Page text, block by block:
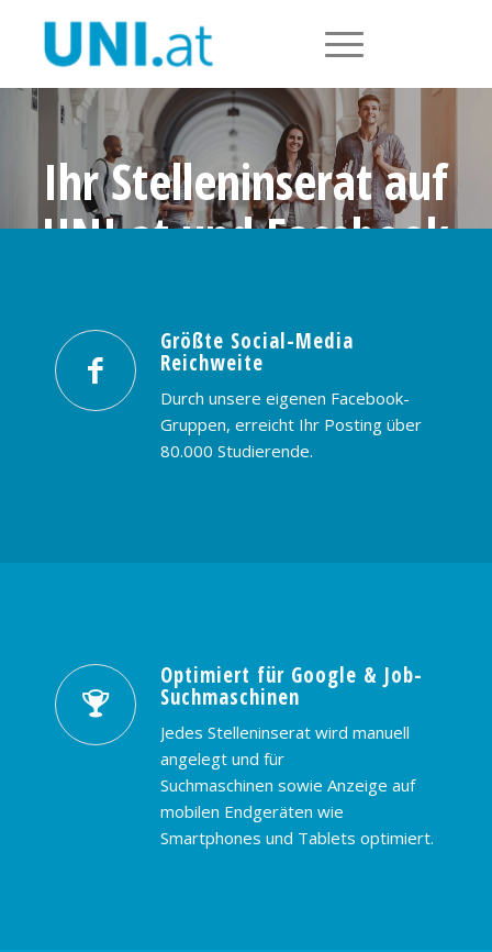
Ihr Stelleninserat auf
UNI.at und Facebook
PREISE & BUCHUNG KONTAKT
Größte Social-Media
Reichweite
Durch unsere eigenen Facebook-
Gruppen, erreicht Ihr Posting über
80.000 Studierende.
Optimiert für Google & Job-
Suchmaschinen
Jedes Stelleninserat wird manuell
angelegt und für
Suchmaschinen sowie Anzeige auf
mobilen Endgeräten wie
Smartphones und Tablets optimiert.